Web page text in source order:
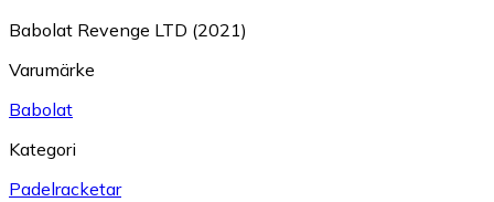
Babolat Revenge LTD (2021)
Varumärke
Babolat
Kategori
Padelracketar